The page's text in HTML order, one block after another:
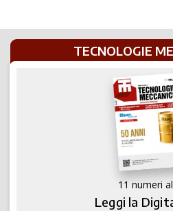
TECNOLOGIE
11 numeri
Leggi la